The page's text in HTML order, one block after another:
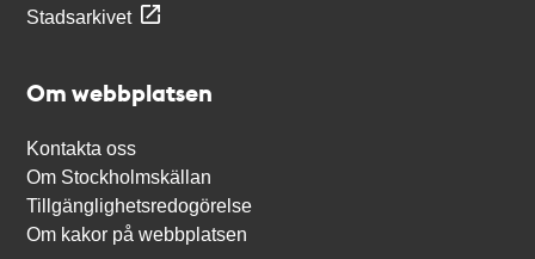
Stadsarkivet
Om webbplatsen
Kontakta oss
Om Stockholmskällan
Tillgänglighetsredogörelse
Om kakor på webbplatsen